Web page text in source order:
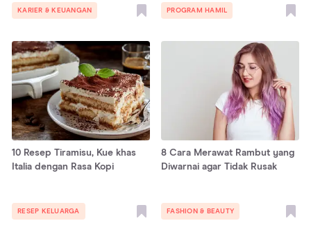
KARIER & KEUANGAN PROGRAM HAMIL
10 Resep Tiramisu, Kue khas
Italia dengan Rasa Kopi
RESEP KELUARGA
8 Cara Merawat Rambut yang
Diwarnai agar Tidak Rusak
FASHION & BEAUTY